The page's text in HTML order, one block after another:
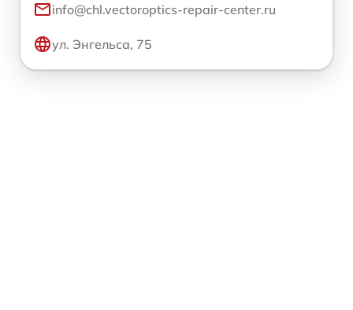
info@chl.vectoroptics-repair-center.ru
ул. Энгельса, 75